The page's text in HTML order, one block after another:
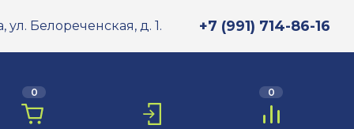
ул. Белореченская, д. 1. +7 (991) 714-86-16
0 0